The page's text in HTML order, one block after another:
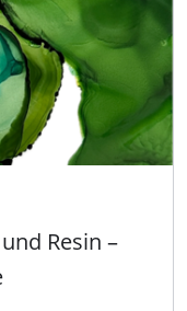
Resin –